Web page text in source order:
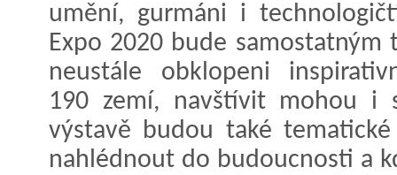
umění, gurmáni i
Expo 2020 bude
neustále obklopeni
190 zemí, navštívit mohou i
výstavě budou také
nahlédnout do budoucnosti a